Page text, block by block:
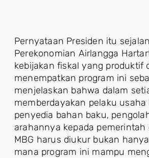
Pernyataan Presiden itu
Perekonomian Airlangga
kebijakan fiskal yang produktif
menempatkan program ini
menjelaskan bahwa dalam
memberdayakan pelaku
penyedia bahan baku,
arahannya kepada
MBG harus diukur bukan
mana program ini mampu